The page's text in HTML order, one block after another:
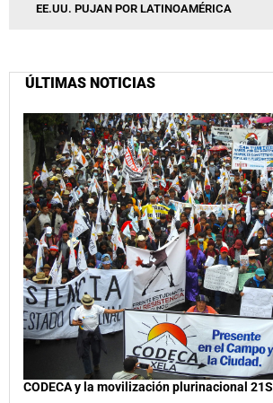
EE.UU. PUJAN POR LATINOAMÉRICA
ÚLTIMAS NOTICIAS
CODECA y la movilización plurinacional 21S